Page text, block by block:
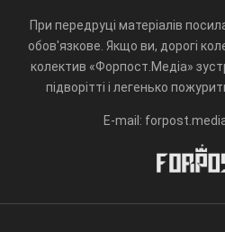
При передруці матеріалів
обов'язкове. Якщо ви, дорогі
колектив «Форпост.Медіа»
підворітті і легенько
E-mail: